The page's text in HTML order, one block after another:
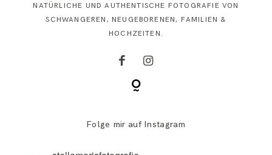
NATÜRLICHE UND AUTHENTISCHE FOTOGRAFIE VON
SCHWANGEREN, NEUGEBORENEN, FAMILIEN &
HOCHZEITEN.
Folge mir auf Instagram